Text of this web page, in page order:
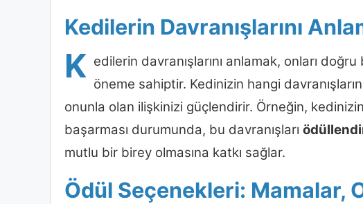
Kedilerin Davranışlarını
K edilerin davranışlarını anlamak, onları
öneme sahiptir. Kedinizin hangi
onunla olan ilişkinizi güçlendirir. Örneğin,
başarması durumunda, bu davranışları
mutlu bir birey olmasına katkı sağlar.
Ödül Seçenekleri: Mamalar,